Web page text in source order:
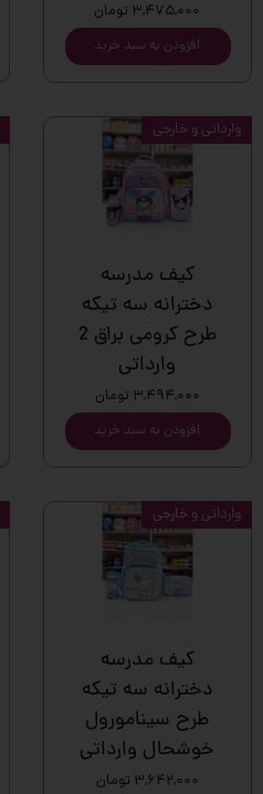
۳,۴۷۵,۰۰۰ تومان
افزودن به سبد خرید
کیف مدرسه
دخترانه سه تیکه
طرح کرومی براق 2
وارداتی
۳,۴۹۴,۰۰۰ تومان
افزودن به سبد خرید
وارداتی و خارجی
کیف مدرسه
دخترانه سه تیکه
طرح سینامورول
خوشحال وارداتی
۳,۶۴۲,۰۰۰ تومان
وارداتی و خارجی